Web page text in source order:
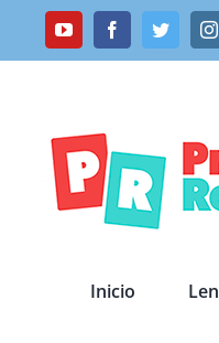
YouTubeFacebookTwitter
Inicio